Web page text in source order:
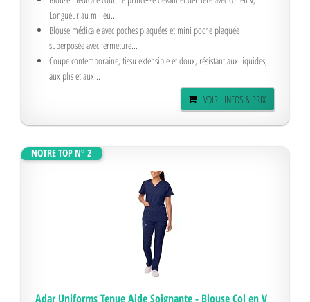
Longueur au milieu...
Blouse médicale avec poches plaquées et mini poche plaquée
superposée avec fermeture...
Coupe contemporaine, tissu extensible et doux, résistant aux liquides,
aux plis et aux...
VOIR : INFOS & PRIX
NOTRE TOP N° 2
Adar Uniforms Tenue Aide Soignante - Blouse Col en V